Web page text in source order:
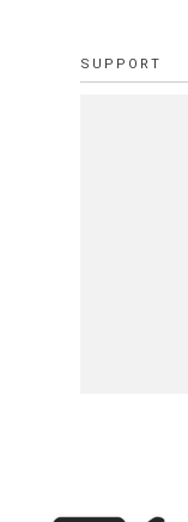
SUPPORT